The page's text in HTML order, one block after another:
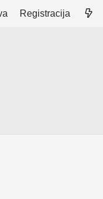
Registracija